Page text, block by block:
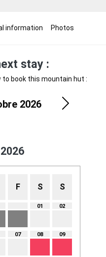
information Photos
stay :
to book this mountain hut :
2026
F S S
01 02
07 08 09